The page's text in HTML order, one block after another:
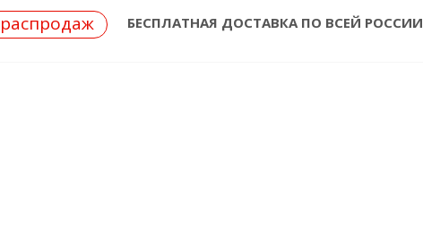
БЕСПЛАТНАЯ ДОСТАВКА ПО ВСЕЙ РОССИИ